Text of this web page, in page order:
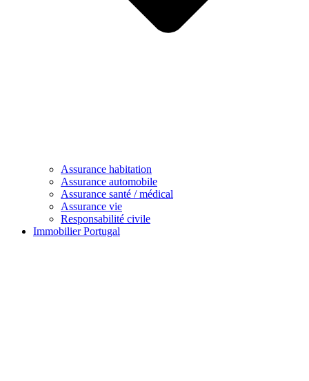
Assurance habitation
Assurance automobile
Assurance santé / médical
Assurance vie
Responsabilité civile
Immobilier Portugal